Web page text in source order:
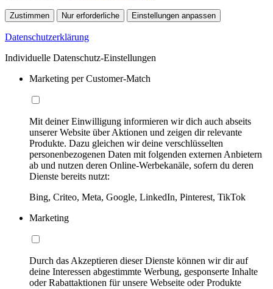
Zustimmen Nur erforderliche Einstellungen anpassen
Datenschutzerklärung
Individuelle Datenschutz-Einstellungen
Marketing per Customer-Match
Mit deiner Einwilligung informieren wir dich auch abseits
unserer Website über Aktionen und zeigen dir relevante
Produkte. Dazu gleichen wir deine verschlüsselten
personenbezogenen Daten mit folgenden externen Anbietern
ab und nutzen deren Online-Werbekanäle, sofern du deren
Dienste bereits nutzt:
Bing, Criteo, Meta, Google, LinkedIn, Pinterest, TikTok
Marketing
Durch das Akzeptieren dieser Dienste können wir dir auf
deine Interessen abgestimmte Werbung, gesponserte Inhalte
oder Rabattaktionen für unsere Webseite oder Produkte